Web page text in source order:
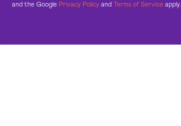
and the Google Privacy Policy and Terms of Service apply.